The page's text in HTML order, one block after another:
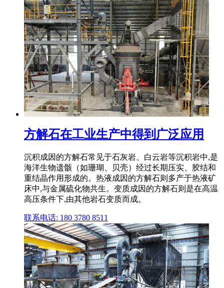
方解石在工业生产中得到广泛应用
沉积成因的方解石常见于石灰岩、白云岩等沉积岩中,是
海洋生物遗骸（如珊瑚、贝壳）经过长期压实、胶结和
重结晶作用形成的。热液成因的方解石则多产于热液矿
床中,与金属硫化物共生。变质成因的方解石则是在高温
高压条件下,由其他岩石变质而成。
联系电话: 180 3780 8511